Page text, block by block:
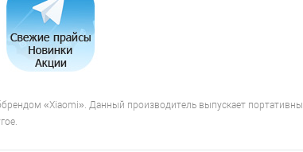
«Xiaomi». Данный производитель выпускает